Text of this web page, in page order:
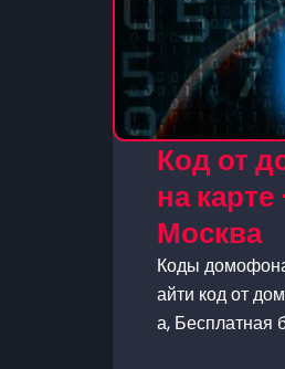
Код от
на
Москва
Коды
айти код от
а, Бесплатная